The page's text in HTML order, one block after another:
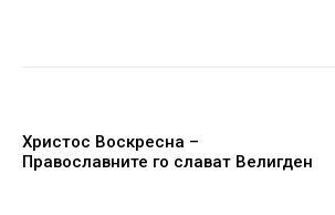
Христос Воскресна –
Православните го слават Велигден